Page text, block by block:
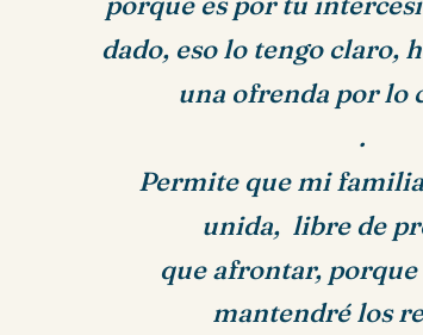
dado, eso lo tengo claro,
una ofrenda por lo
.
Permite que mi
unida, libre de
que afrontar, porque
mantendré los